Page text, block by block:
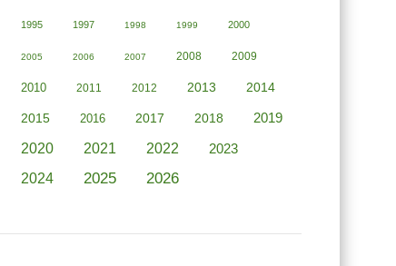
1995 1997 1998 1999 2000
2005 2006 2007 2008 2009
2010 2011 2012 2013 2014
2015 2016 2017 2018 2019
2020 2021 2022
2023
2024
2025 2026